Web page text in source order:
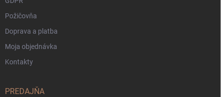
Požičovňa
Doprava a platba
Moja objednávka
Kontakty
PREDAJŇA